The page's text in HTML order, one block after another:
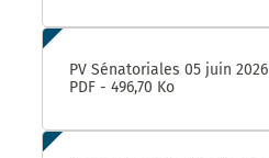
PV Sénatoriales 05 juin 2026
PDF - 496,70 Ko